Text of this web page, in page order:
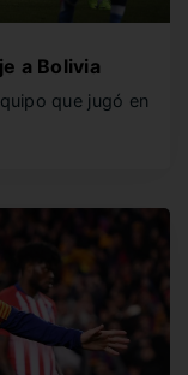
a Bolivia
que jugó en